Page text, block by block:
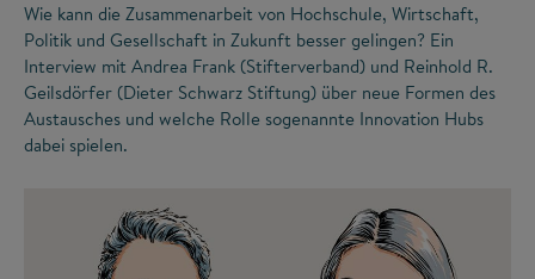
Wie kann die Zusammenarbeit von Hochschule, Wirtschaft,
Politik und Gesellschaft in Zukunft besser gelingen? Ein
Interview mit Andrea Frank (Stifterverband) und Reinhold R.
Geilsdörfer (Dieter Schwarz Stiftung) über neue Formen des
Austausches und welche Rolle sogenannte Innovation Hubs
dabei spielen.